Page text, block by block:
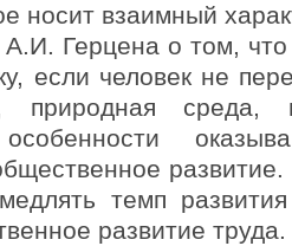
носит взаимный
А.И. Герцена о том,
если человек не
природная среда,
темп
развитие труда.